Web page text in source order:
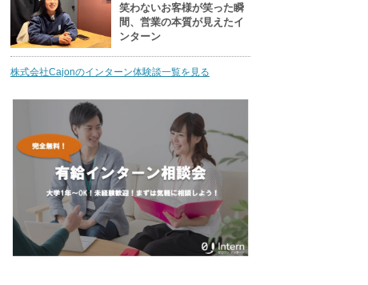
笑わないお客様が笑った瞬
間、営業の本質が見えたイ
ンターン
株式会社Cajonのインターン体験談一覧を見る